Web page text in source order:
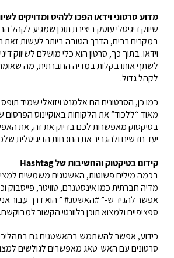
מדוע סרטוני וידאו הפכו ללהיט ומדויקים
שיווק דיגיטלי עוסק ביצירת תוכן שמגיע לקהל
במקרים רבים, הדרך הטובה ביותר לעשות זאת
וידאו. בתוך כך, סרטון הוא כלי מושלם לשיווק
לשתף אותו בקלות במדיה החברתית, מה שאומר
לקהל גדול.
כמו כן, הסרטונים הם אלמנט ויזואלי שמיד
מאוד “ללכוד” את הלקוחות באוקיינוס הפרסום
בטיקטוק מאפשרות לכם בדיוק את זה, את
יעד חדשים ולהגביר את הנוכחות הדיגיטלית
קידום בטיקטוק והחשיבות של Hashtag
בכמה מילים פשוטות, האשטגים משמשים
מדיה חברתית כמו אינסטגרם, טוויטר, פייסבוק
אפשר להגיד ש-” #האשטג# ” הוא דרך עבור
ספציפיים ולמצוא תוכן רלוונטי הקשור למבוקשם.
כידוע, אפשר להשתמש בהאשטגים גם בתהליכי
סרטונים עם האש-טאג מאפשרים לגולשים